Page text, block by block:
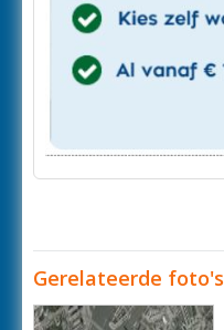
Gerelateerde foto's